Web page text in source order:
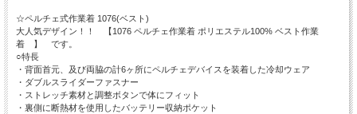
☆ペルチェ式作業着 1076(ベスト)
大人気デザイン！！ 【1076 ペルチェ作業着 ポリエステル100% ベスト作業
着 】 です。
○特長
・背面首元、及び両脇の計6ヶ所にペルチェデバイスを装着した冷却ウェア
・ダブルスライダーファスナー
・ストレッチ素材と調整ボタンで体にフィット
・裏側に断熱材を使用したバッテリー収納ポケット